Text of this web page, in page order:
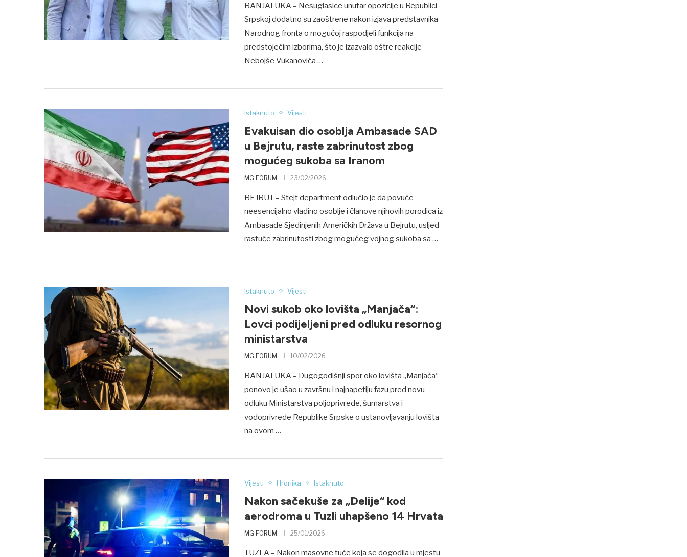
BANJALUKA – Nesuglasice unutar opozicije u Republici
Srpskoj dodatno su zaoštrene nakon izjava predstavnika
Narodnog fronta o mogućoj raspodjeli funkcija na
predstojećim izborima, što je izazvalo oštre reakcije
Nebojše Vukanovića …
Istaknuto Vijesti
Evakuisan dio osoblja Ambasade SAD
u Bejrutu, raste zabrinutost zbog
mogućeg sukoba sa Iranom
MG FORUM 23/02/2026
BEJRUT – Stejt department odlučio je da povuče
neesencijalno vladino osoblje i članove njihovih porodica iz
Ambasade Sjedinjenih Američkih Država u Bejrutu, usljed
rastuće zabrinutosti zbog mogućeg vojnog sukoba sa …
Istaknuto Vijesti
Novi sukob oko lovišta „Manjača“:
Lovci podijeljeni pred odluku resornog
ministarstva
MG FORUM 10/02/2026
BANJALUKA – Dugogodišnji spor oko lovišta „Manjača“
ponovo je ušao u završnu i najnapetiju fazu pred novu
odluku Ministarstva poljoprivrede, šumarstva i
vodoprivrede Republike Srpske o ustanovljavanju lovišta
na ovom …
Vijesti Hronika Istaknuto
Nakon sačekuše za „Delije“ kod
aerodroma u Tuzli uhapšeno 14 Hrvata
MG FORUM 25/01/2026
TUZLA – Nakon masovne tuče koja se dogodila u mjestu